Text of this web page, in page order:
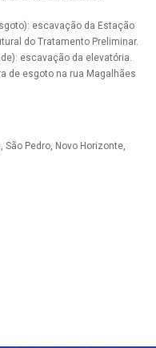
escavação da Estação
do Tratamento Preliminar.
escavação da elevatória.
de esgoto na rua Magalhães
Pedro, Novo Horizonte,